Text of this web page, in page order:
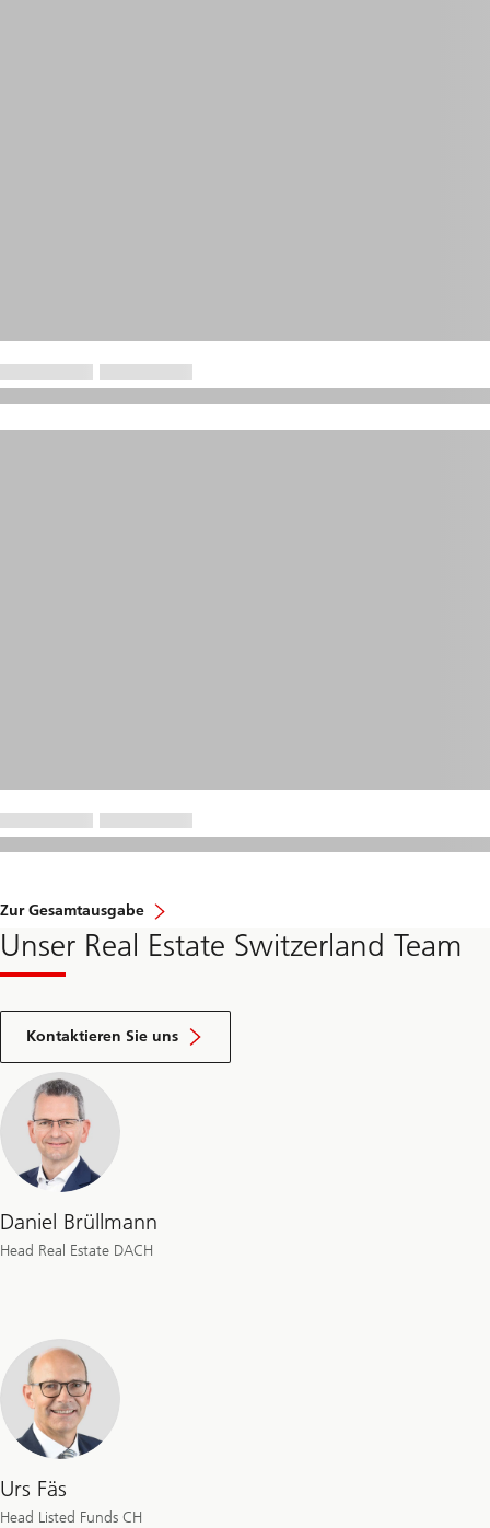
Zur Gesamtausgabe
Unser Real Estate Switzerland Team
Kontaktieren Sie uns
Daniel Brüllmann
Head Real Estate DACH
Urs Fäs
Head Listed Funds CH